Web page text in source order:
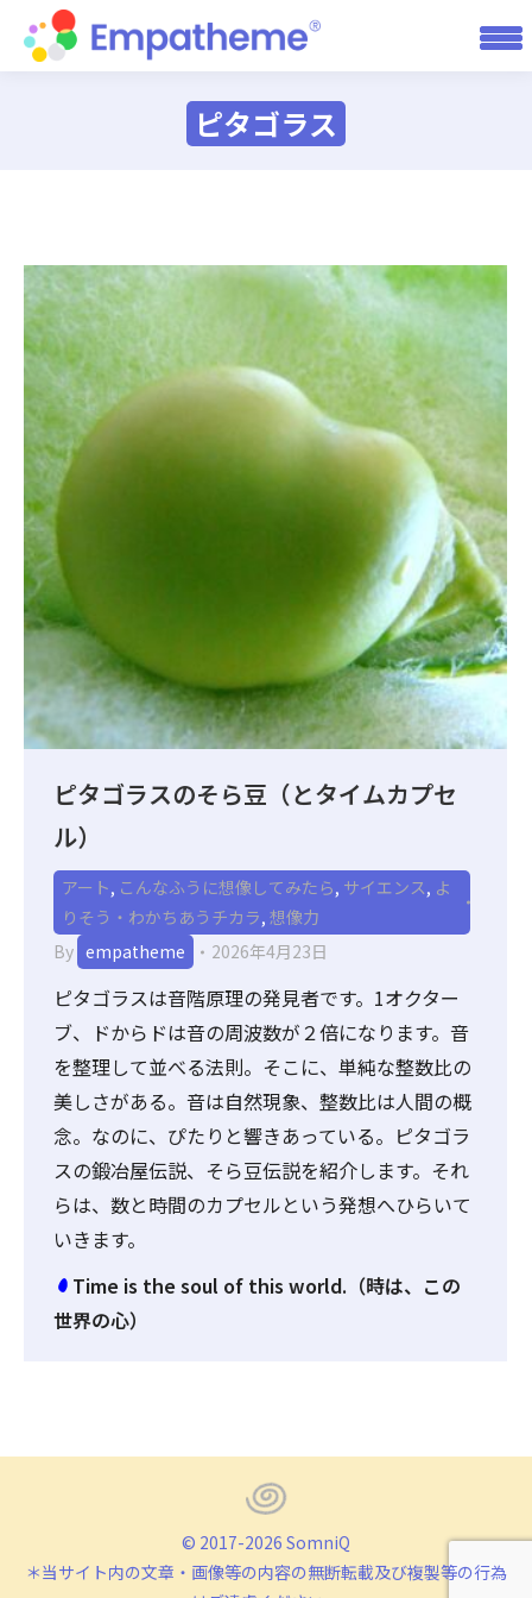
ピタゴラス
ピタゴラスのそら豆（とタイムカプセ
ル）
アート, こんなふうに想像してみたら, サイエンス, よ
りそう・わかちあうチカラ, 想像力
By empatheme 2026年4月23日
ピタゴラスは音階原理の発見者です。1オクター
ブ、ドからドは音の周波数が２倍になります。音
を整理して並べる法則。そこに、単純な整数比の
美しさがある。音は自然現象、整数比は人間の概
念。なのに、ぴたりと響きあっている。ピタゴラ
スの鍛冶屋伝説、そら豆伝説を紹介します。それ
らは、数と時間のカプセルという発想へひらいて
いきます。
Time is the soul of this world.（時は、この
世界の心）
© 2017-2026 SomniQ
＊当サイト内の文章・画像等の内容の無断転載及び複製等の行為